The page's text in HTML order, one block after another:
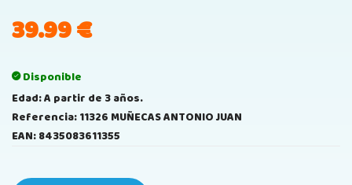
39.99€
Disponible
Edad: A partir de 3 años.
Referencia: 11326 MUÑECAS ANTONIO JUAN
EAN: 8435083611355